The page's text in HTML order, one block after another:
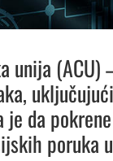
unija (ACU)
da
poruka